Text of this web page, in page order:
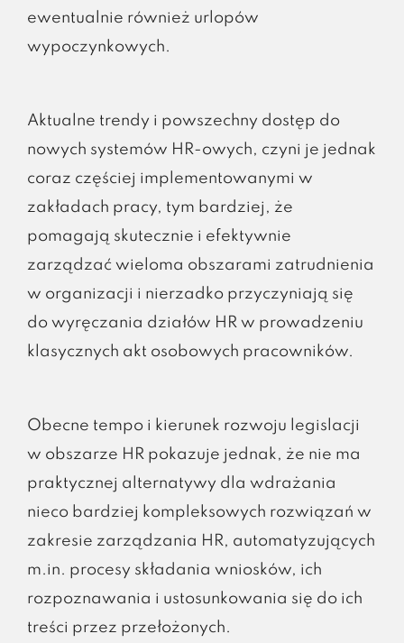
ewentualnie również urlopów
wypoczynkowych.
Aktualne trendy i powszechny dostęp do
nowych systemów HR-owych, czyni je jednak
coraz częściej implementowanymi w
zakładach pracy, tym bardziej, że
pomagają skutecznie i efektywnie
zarządzać wieloma obszarami zatrudnienia
w organizacji i nierzadko przyczyniają się
do wyręczania działów HR w prowadzeniu
klasycznych akt osobowych pracowników.
Obecne tempo i kierunek rozwoju legislacji
w obszarze HR pokazuje jednak, że nie ma
praktycznej alternatywy dla wdrażania
nieco bardziej kompleksowych rozwiązań w
zakresie zarządzania HR, automatyzujących
m.in. procesy składania wniosków, ich
rozpoznawania i ustosunkowania się do ich
treści przez przełożonych.